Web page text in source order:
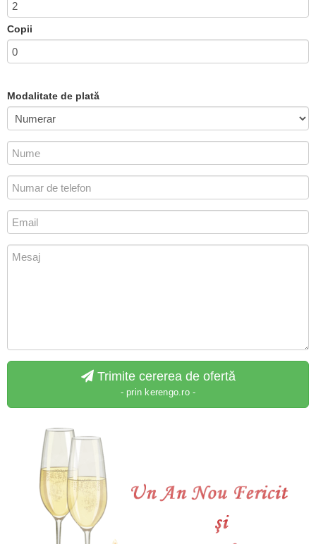
Copii
Modalitate de plată
Trimite cererea de ofertă
- prin kerengo.ro -